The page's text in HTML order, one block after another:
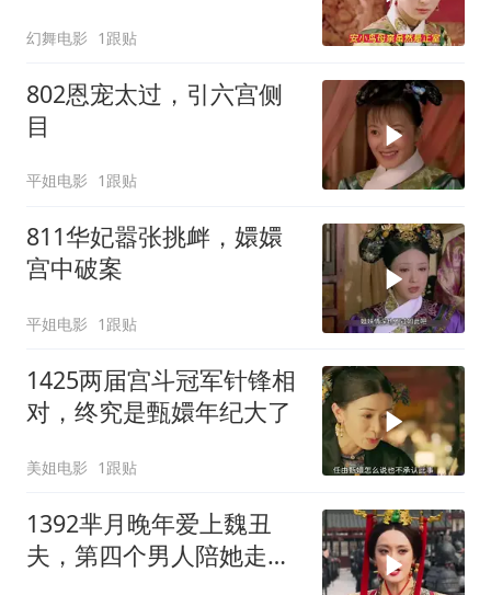
幻舞电影 1跟贴
802恩宠太过，引六宫侧
目
平姐电影 1跟贴
811华妃嚣张挑衅，嬛嬛
宫中破案
平姐电影 1跟贴
1425两届宫斗冠军针锋相
对，终究是甄嬛年纪大了
美姐电影 1跟贴
1392芈月晚年爱上魏丑
夫，第四个男人陪她走完